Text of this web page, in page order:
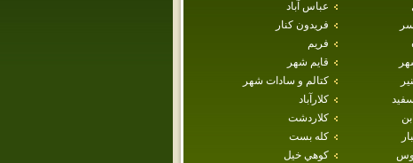
عباس آباد
فريدون كنار
فريم
قايم شهر
كتالم و سادات شهر
كلارآباد
كلاردشت
كله بست
كوهي خيل